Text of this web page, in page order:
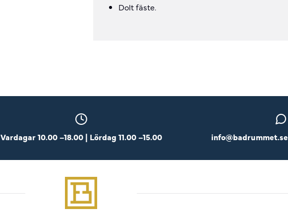
Dolt fäste.
Vardagar 10.00 –18.00 | Lördag 11.00 –15.00 info@badrummet.se